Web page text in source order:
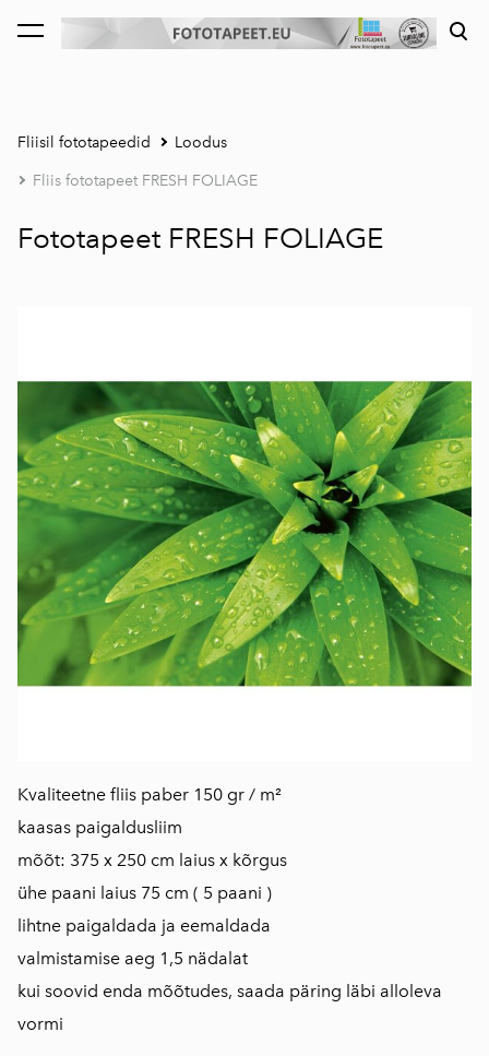
lisati ostukorvi. Vaata ostukorvi
Fliisil fototapeedid Loodus
Fliis fototapeet FRESH FOLIAGE
Fototapeet FRESH FOLIAGE
Kvaliteetne fliis paber 150 gr / m²
kaasas paigaldusliim
mõõt: 375 x 250 cm laius x kõrgus
ühe paani laius 75 cm ( 5 paani )
lihtne paigaldada ja eemaldada
valmistamise aeg 1,5 nädalat
kui soovid enda mõõtudes, saada päring läbi alloleva
vormi